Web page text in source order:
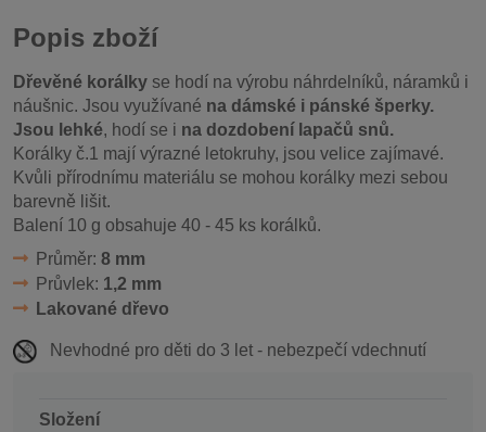
Popis zboží
Dřevěné korálky se hodí na výrobu náhrdelníků, náramků i
náušnic. Jsou využívané na dámské i pánské šperky.
Jsou lehké, hodí se i na dozdobení lapačů snů.
Korálky č.1 mají výrazné letokruhy, jsou velice zajímavé.
Kvůli přírodnímu materiálu se mohou korálky mezi sebou
barevně lišit.
Balení 10 g obsahuje 40 - 45 ks korálků.
Průměr: 8 mm
Průvlek: 1,2 mm
Lakované dřevo
Nevhodné pro děti do 3 let - nebezpečí vdechnutí
Složení